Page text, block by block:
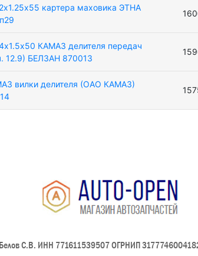
картера маховика ЭТНА
КАМАЗ делителя передач
12.9) БЕЛЗАН 870013
вилки делителя (ОАО КАМАЗ)
С.В. ИНН 771611539507 ОГРНИП